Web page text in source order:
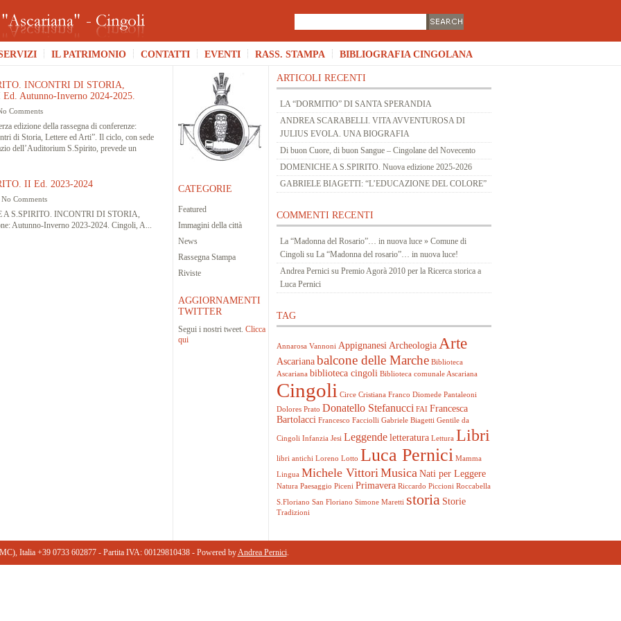
IL PATRIMONIO CONTATTI EVENTI RASS. STAMPA BIBLIOGRAFIA CINGOLANA
INCONTRI DI STORIA,
Autunno-Inverno 2024-2025.
Comments
edizione della rassegna di conferenze:
di Storia, Lettere ed Arti”. Il ciclo, con sede
dell’Auditorium S.Spirito, prevede un
II Ed. 2023-2024
No Comments
INCONTRI DI STORIA,
Autunno-Inverno 2023-2024. Cingoli, A...
CATEGORIE
Featured
Immagini della città
News
Rassegna Stampa
Riviste
AGGIORNAMENTI
TWITTER
Segui i nostri tweet. Clicca
qui
ARTICOLI RECENTI
LA “DORMITIO” DI SANTA SPERANDIA
ANDREA SCARABELLI. VITA AVVENTUROSA DI
JULIUS EVOLA. UNA BIOGRAFIA
Di buon Cuore, di buon Sangue – Cingolane del Novecento
DOMENICHE A S.SPIRITO. Nuova edizione 2025-2026
GABRIELE BIAGETTI: “L’EDUCAZIONE DEL COLORE”
COMMENTI RECENTI
La “Madonna del Rosario”… in nuova luce » Comune di
Cingoli su La “Madonna del rosario”… in nuova luce!
Andrea Pernici su Premio Agorà 2010 per la Ricerca storica a
Luca Pernici
TAG
Annarosa Vannoni Appignanesi Archeologia Arte
Ascariana balcone delle Marche Biblioteca
Ascariana biblioteca cingoli Biblioteca comunale Ascariana
Cingoli Circe Cristiana Franco Diomede Pantaleoni
Dolores Prato Donatello Stefanucci FAI Francesca
Bartolacci Francesco Facciolli Gabriele Biagetti Gentile da
Cingoli Infanzia Jesi Leggende letteratura Lettura Libri
libri antichi Loreno Lotto Luca Pernici Mamma
Lingua Michele VittoriMusica Nati per Leggere
Natura Paesaggio Piceni Primavera Riccardo Piccioni Roccabella
S.Floriano San Floriano Simone Maretti storia Storie
Tradizioni
Italia +39 0733 602877 ‎- Partita IVA: 00129810438 - Powered byAndrea Pernici.